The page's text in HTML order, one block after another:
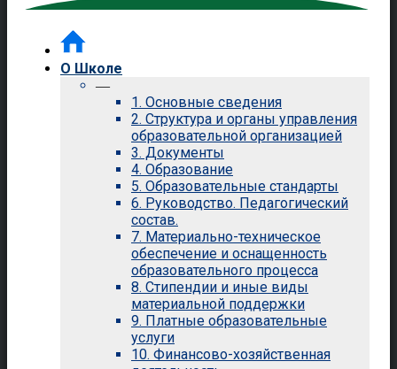
О Школе
—
1. Основные сведения
2. Структура и органы управления
образовательной организацией
3. Документы
4. Образование
5. Образовательные стандарты
6. Руководство. Педагогический
состав.
7. Материально-техническое
обеспечение и оснащенность
образовательного процесса
8. Стипендии и иные виды
материальной поддержки
9. Платные образовательные
услуги
10. Финансово-хозяйственная